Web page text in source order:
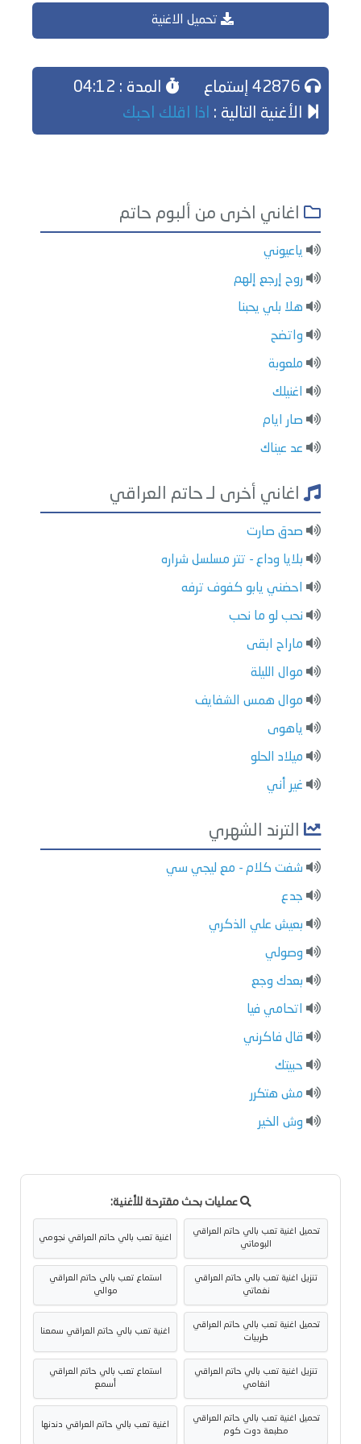
تحميل الاغنية
المدة : 04:12
الأغنية التالية : اذا اقلك احبك
اغاني اخرى من ألبوم حاتم
ياعيوني
روح إرجع إلهم
هلا بلي يحبنا
واتضح
ملعوبة
اغنيلك
صار ايام
عد عيناك
اغاني أخرى لـ حاتم العراقي
صدق صارت
بلايا وداع - تتر مسلسل شراره
احضني يابو كفوف ترفه
نحب لو ما نحب
ماراح ابقى
موال الليلة
موال همس الشفايف
ياهوى
ميلاد الحلو
غير أني
الترند الشهري
شفت كلام - مع ليجي سي
جدع
بعيش علي الذكري
وصولي
بعدك وجع
اتحامي فيا
قال فاكرني
حبيتك
مش هتكرر
وش الخير
عمليات بحث مقترحة للأغنية:
تحميل اغنية تعب بالي حاتم العراقي
البوماتي
اغنية تعب بالي حاتم العراقي نجومي
تنزيل اغنية تعب بالي حاتم العراقي
نغماتي
استماع تعب بالي حاتم العراقي
موالي
تحميل اغنية تعب بالي حاتم العراقي
طربيات
اغنية تعب بالي حاتم العراقي سمعنا
تنزيل اغنية تعب بالي حاتم العراقي
انغامي
استماع تعب بالي حاتم العراقي
أسمع
تحميل اغنية تعب بالي حاتم العراقي
مطبعة دوت كوم
اغنية تعب بالي حاتم العراقي دندنها